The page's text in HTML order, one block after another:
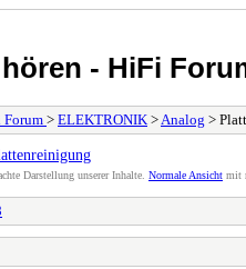
- HiFi
Forum> ELEKTRONIK > Analog >
Darstellung unserer Inhalte. Normale Ansicht mit